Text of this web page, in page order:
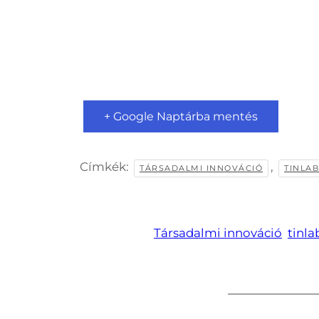
+ Google Naptárba mentés
Címkék: TÁRSADALMI INNOVÁCIÓ , TINLAB
Társadalmi innováció